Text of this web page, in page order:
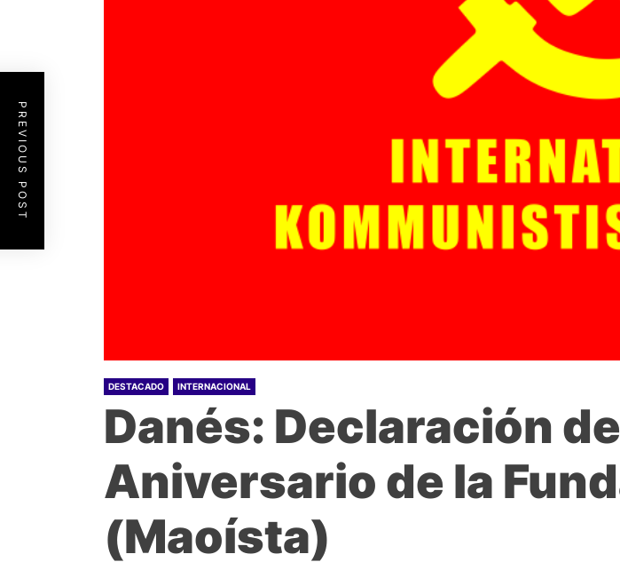
DESTACADO INTERNACIONAL
Danés: Declaración
Aniversario de la
(Maoísta)
PREVIOUS POST